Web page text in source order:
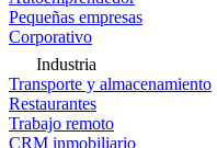
Pequeñas empresas
Corporativo
Industria
Transporte y almacenamiento
Restaurantes
Trabajo remoto
CRM inmobiliario